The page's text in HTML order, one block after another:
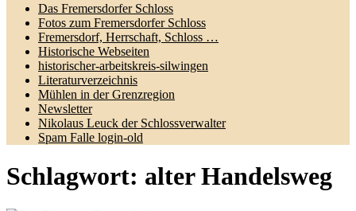
Das Fremersdorfer Schloss
Fotos zum Fremersdorfer Schloss
Fremersdorf, Herrschaft, Schloss …
Historische Webseiten
historischer-arbeitskreis-silwingen
Literaturverzeichnis
Mühlen in der Grenzregion
Newsletter
Nikolaus Leuck der Schlossverwalter
Spam Falle login-old
Schlagwort: alter Handelsweg